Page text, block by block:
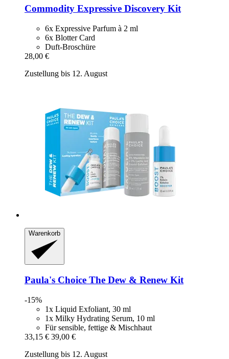
Commodity Expressive Discovery Kit
6x Expressive Parfum à 2 ml
6x Blotter Card
Duft-Broschüre
28,00 €
Zustellung bis 12. August
Warenkorb
Paula's Choice The Dew & Renew Kit
-15%
1x Liquid Exfoliant, 30 ml
1x Milky Hydrating Serum, 10 ml
Für sensible, fettige & Mischhaut
33,15 € 39,00 €
Zustellung bis 12. August